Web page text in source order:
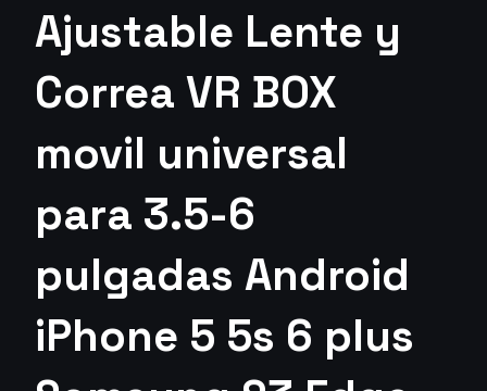
Ajustable Lente y
Correa VR BOX
movil universal
para 3.5-6
pulgadas Android
iPhone 5 5s 6 plus